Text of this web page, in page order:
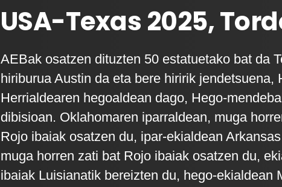
USA-Texas 2025,
AEBak osatzen dituzten 50 estatuetako bat da
hiriburua Austin da eta bere hiririk jendetsuena,
Herrialdearen hegoaldean dago, Hego-
dibisioan. Oklahomaren iparraldean, muga
Rojo ibaiak osatzen du, ipar-ekialdean
muga horren zati bat Rojo ibaiak osatzen du,
ibaiak Luisianatik bereizten du, hego-ekialdean